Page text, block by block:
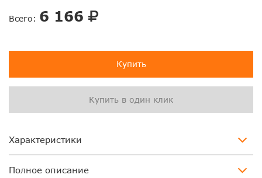
Всего: 6 166
Купить
Купить в один клик
Характеристики
Полное описание